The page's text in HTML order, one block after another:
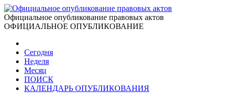
Официальное опубликование правовых актов
ОФИЦИАЛЬНОЕ ОПУБЛИКОВАНИЕ
Сегодня
Неделя
Месяц
ПОИСК
КАЛЕНДАРЬ ОПУБЛИКОВАНИЯ